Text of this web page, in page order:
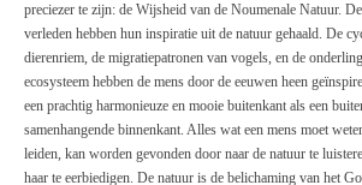
preciezer te zijn: de Wijsheid van de Noumenale Natuur.
verleden hebben hun inspiratie uit de natuur gehaald. De
dierenriem, de migratiepatronen van vogels, en de
ecosysteem hebben de mens door de eeuwen heen
een prachtig harmonieuze en mooie buitenkant als een
samenhangende binnenkant. Alles wat een mens moet
leiden, kan worden gevonden door naar de natuur te
haar te eerbiedigen. De natuur is de belichaming van het